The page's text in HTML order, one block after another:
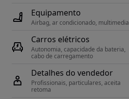
Equipamento
Airbag, ar condicionado, multimedia
Carros elétricos
Autonomia, capacidade da bateria,
cabo de carregamento
Detalhes do vendedor
Profissionais, particulares, aceita
retoma